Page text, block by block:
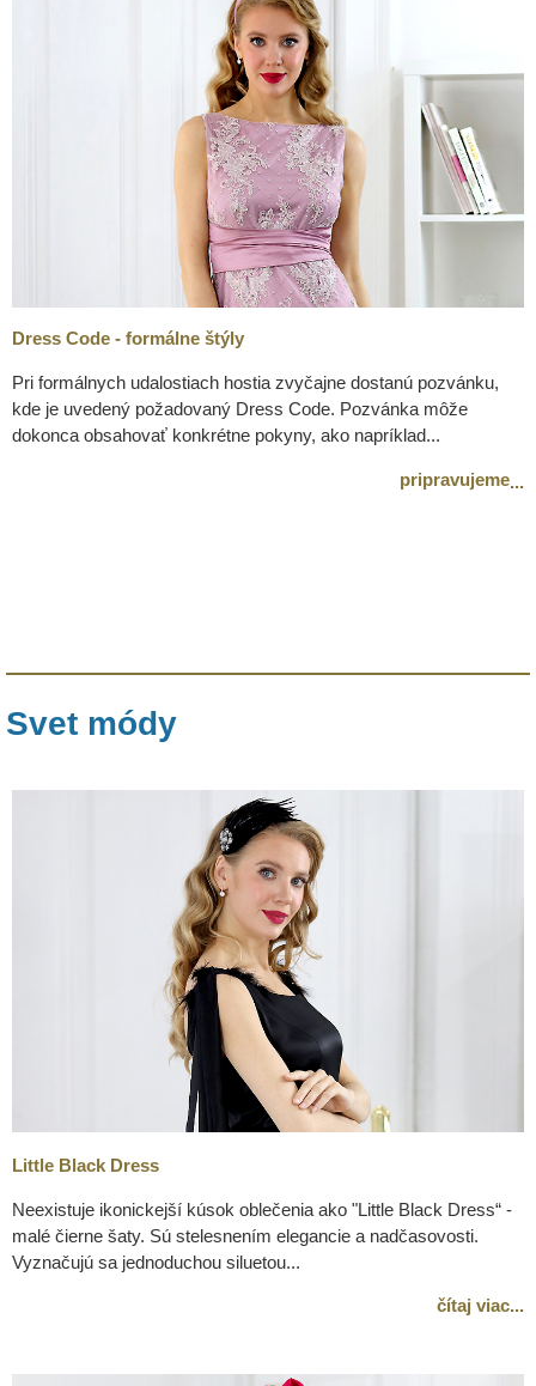
Dress Code - formálne štýly
Pri formálnych udalostiach hostia zvyčajne dostanú pozvánku,
kde je uvedený požadovaný Dress Code. Pozvánka môže
dokonca obsahovať konkrétne pokyny, ako napríklad...
pripravujeme...
Svet módy
Little Black Dress
Neexistuje ikonickejší kúsok oblečenia ako "Little Black Dress“ -
malé čierne šaty. Sú stelesnením elegancie a nadčasovosti.
Vyznačujú sa jednoduchou siluetou...
čítaj viac...